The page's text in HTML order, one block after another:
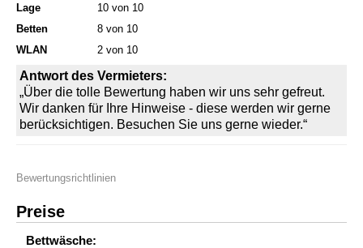
Lage
10 von 10
Betten
8 von 10
WLAN
2 von 10
Antwort des Vermieters:
„Über die tolle Bewertung haben wir uns sehr gefreut.
Wir danken für Ihre Hinweise - diese werden wir gerne
berücksichtigen. Besuchen Sie uns gerne wieder.“
Bewertungsrichtlinien
Preise
Bettwäsche: